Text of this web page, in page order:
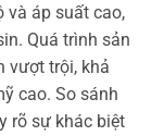
và áp suất cao,
Quá trình sản
vượt trội, khả
cao. So sánh
rõ sự khác biệt